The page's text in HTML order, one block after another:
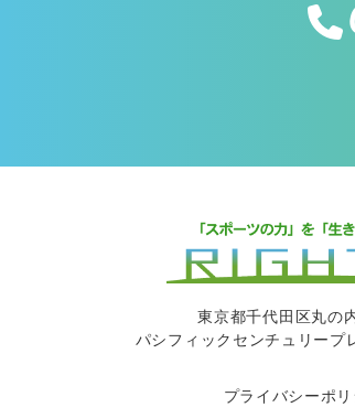
東京都千代田区丸の
パシフィックセンチュリープ
プライバシーポ